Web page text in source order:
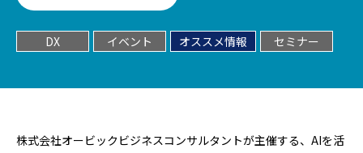
DX イベント オススメ情報 セミナー
株式会社オービックビジネスコンサルタントが主催する、AIを活